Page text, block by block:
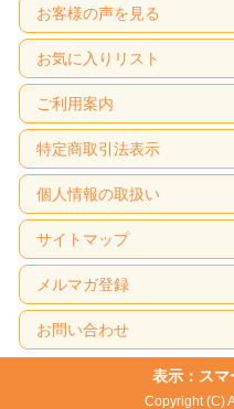
お客様の声を見る
お気に入りリスト
ご利用案内
特定商取引法表示
個人情報の取扱い
サイトマップ
メルマガ登録
お問い合わせ
表示：スマ
Copyright (C)